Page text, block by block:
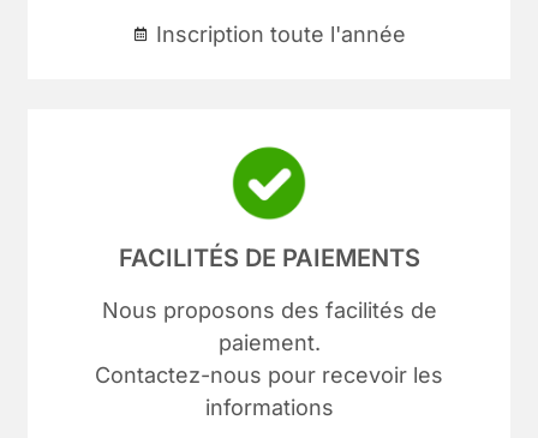
Inscription toute l'année
FACILITÉS DE PAIEMENTS
Nous proposons des facilités de
paiement.
Contactez-nous pour recevoir les
informations